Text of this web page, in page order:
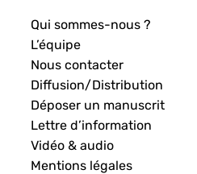
Qui sommes-nous ?
L’équipe
Nous contacter
Diffusion/Distribution
Déposer un manuscrit
Lettre d’information
Vidéo & audio
Mentions légales